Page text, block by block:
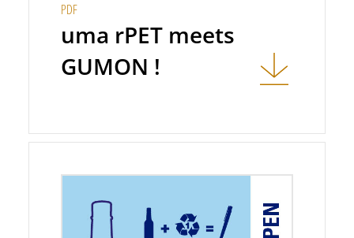
PDF
uma rPET meets
GUMON !